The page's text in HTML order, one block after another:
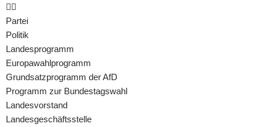
Partei
Politik
Landesprogramm
Europawahlprogramm
Grundsatzprogramm der AfD
Programm zur Bundestagswahl
Landesvorstand
Landesgeschäftsstelle